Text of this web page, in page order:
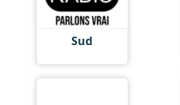
Sud